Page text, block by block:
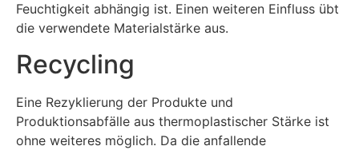
Feuchtigkeit abhängig ist. Einen weiteren Einfluss übt
die verwendete Materialstärke aus.
Recycling
Eine Rezyklierung der Produkte und
Produktionsabfälle aus thermoplastischer Stärke ist
ohne weiteres möglich. Da die anfallende